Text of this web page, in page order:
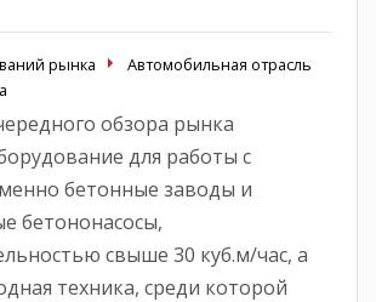
рынка
Автомобильная отрасль
обзора рынка
для работы с
бетонные заводы и
бетононасосы,
свыше 30 куб.м/час, а
техника, среди которой